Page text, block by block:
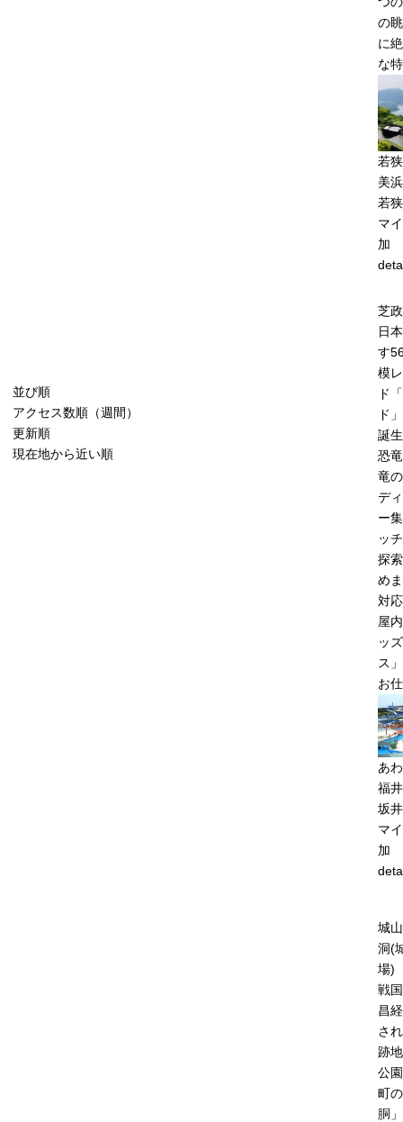
並び順
アクセス数順（週間）
更新順
現在地から近い順
の
に
な
若
美
若
マ
加
芝
日
す
模
ド
ド
誕
恐
竜
デ
ー
ッ
探
め
対
屋
ッ
ス
お
あ
福
坂
マ
加
城
洞(
場)
戦
昌
さ
跡
公
町
胴